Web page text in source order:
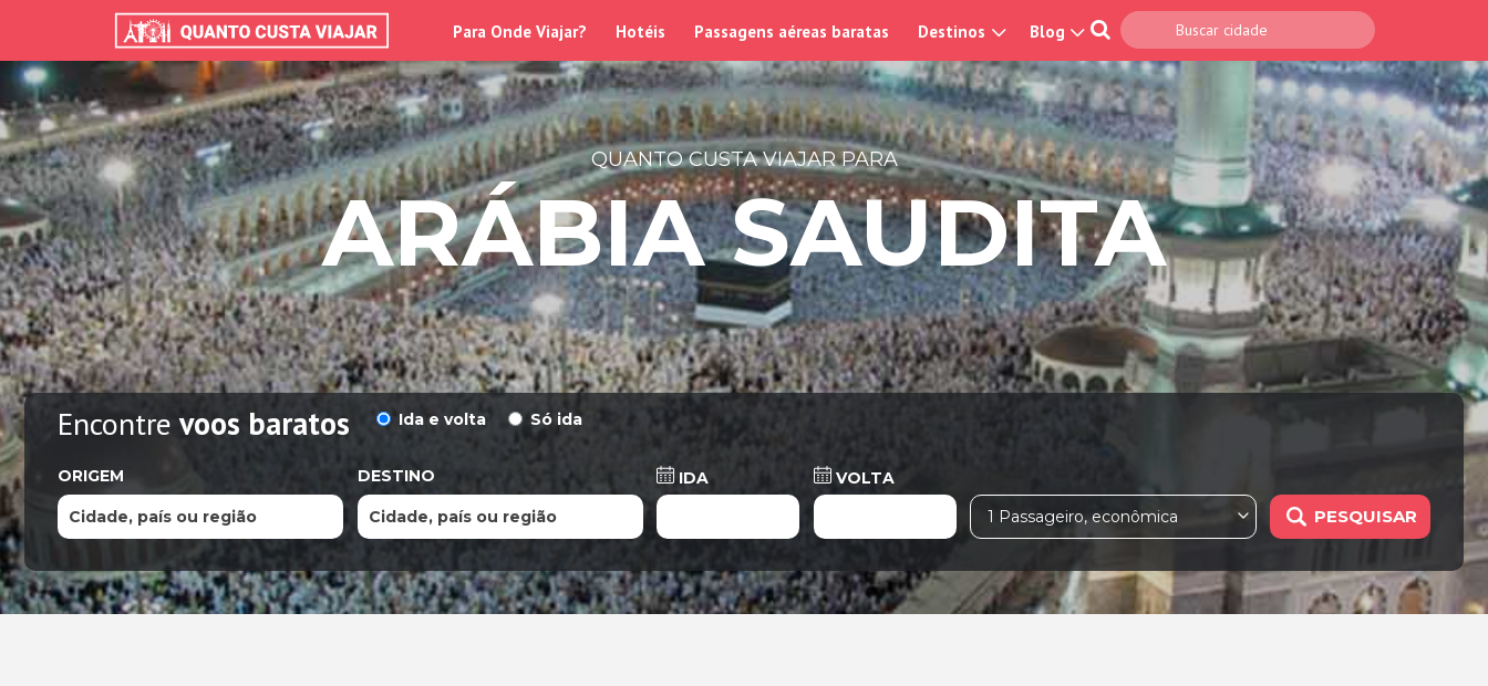
Para Onde Viajar? Hotéis Passagens aéreas baratas Destinos Blog
QUANTO CUSTA VIAJAR PARA
ARÁBIA SAUDITA
Encontrevoos baratos Ida e volta Só ida
ORIGEM DESTINO IDA
VOLTA
Cidade, país ou região
Cidade, país ou região 1 Passageiro, econômica PESQUISAR